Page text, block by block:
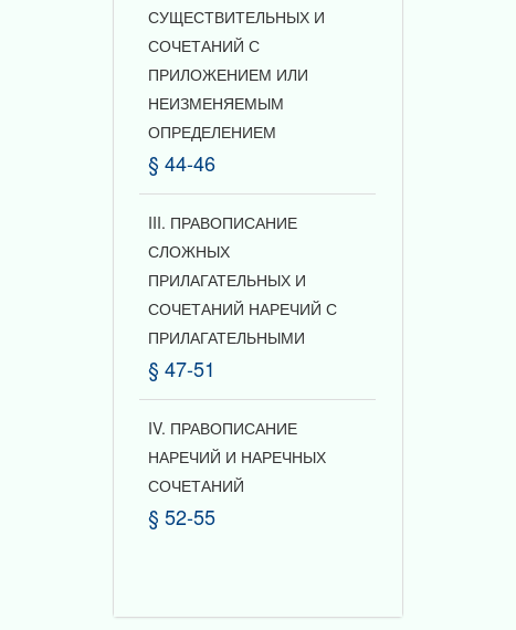
СУЩЕСТВИТЕЛЬНЫХ И
СОЧЕТАНИЙ С
ПРИЛОЖЕНИЕМ ИЛИ
НЕИЗМЕНЯЕМЫМ
ОПРЕДЕЛЕНИЕМ
§ 44-46
III. ПРАВОПИСАНИЕ
СЛОЖНЫХ
ПРИЛАГАТЕЛЬНЫХ И
СОЧЕТАНИЙ НАРЕЧИЙ С
ПРИЛАГАТЕЛЬНЫМИ
§ 47-51
IV. ПРАВОПИСАНИЕ
НАРЕЧИЙ И НАРЕЧНЫХ
СОЧЕТАНИЙ
§ 52-55